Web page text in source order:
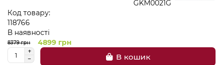
Код товару:
118766
В наявності
8379 грн 4899 грн
В кошик